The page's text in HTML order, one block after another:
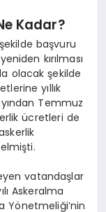
Kadar?
başvuru
kırılması
olacak şekilde
yıllık
Temmuz
ücretleri de
vatandaşlar
Askeralma
Yönetmeliği’nin